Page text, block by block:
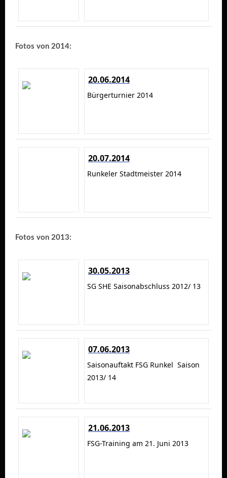
Fotos von 2014:
20.06.2014
Bürgerturnier 2014
20.07.2014
Runkeler Stadtmeister 2014
Fotos von 2013:
30.05.2013
SG SHE Saisonabschluss 2012/ 13
07.06.2013
Saisonauftakt FSG Runkel Saison
2013/ 14
21.06.2013
FSG-Training am 21. Juni 2013